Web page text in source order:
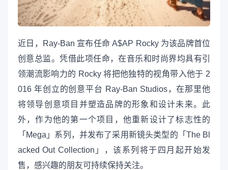
近日，Ray-Ban 宣布任命 A$AP Rocky 为该品牌首位
创意总监。凭借此项任命，在音乐和时尚界均具有引
领潮流影响力的 Rocky 将把他独特的视角带入他于 2
016 年创立的创意平台 Ray-Ban Studios，在那里他
将领导创意项目并塑造品牌的形象和设计未来。此
外，作为他的第一个项目，他重新设计了标志性的
「Mega」系列，并发布了采用新镜头类型的「The Bl
acked Out Collection」，该系列将于四月起开始发
售，感兴趣的朋友可持续保持关注。